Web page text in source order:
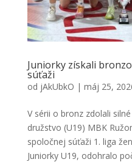
Juniorky získali
súťaži
od jAkUbkO | máj 25,
V sérii o bronz zdolali
družstvo (U19) MBK
spoločnej súťaži 1. liga
Juniorky U19, odohralo